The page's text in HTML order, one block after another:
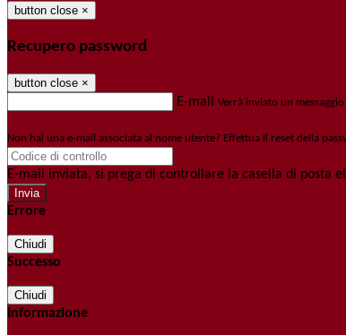
button close ×
Recupero password
button close ×
E-mail Verrà inviato un
Non hai una e-mail associata al nome utente? Effettua il reset della
E-mail inviata, si prega di controllare la casella di posta
Errore
Chiudi
Successo
Chiudi
Informazione